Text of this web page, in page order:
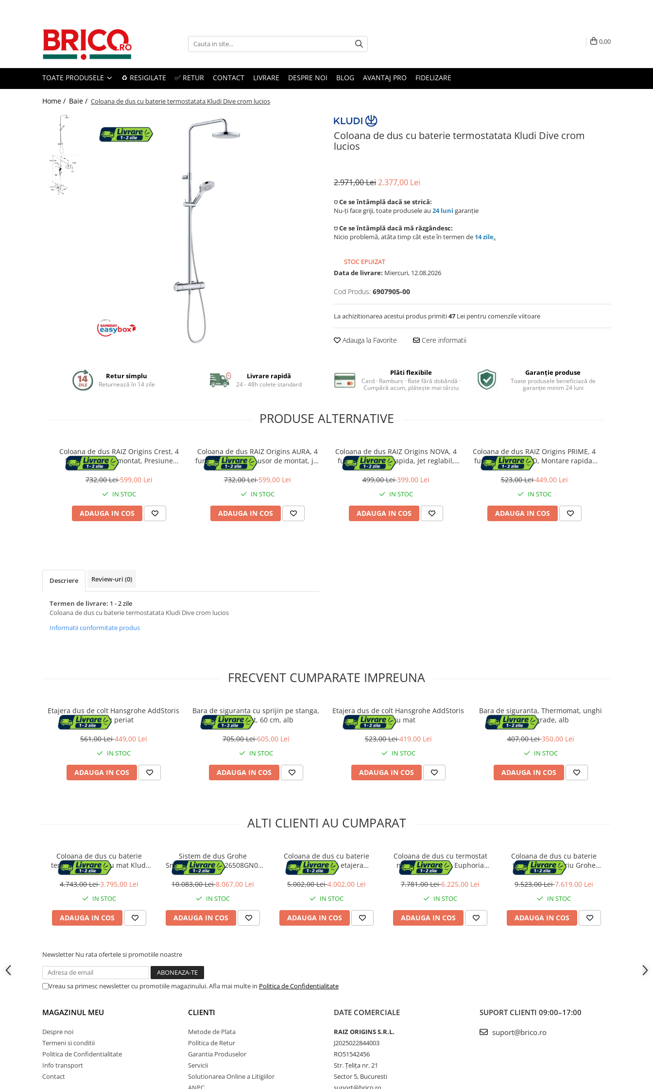
Toate Produsele
Baterii sanitare
Baterii chiuveta baie
Baterii cada si dus
Baterii bideu si dus igienic
Accesorii baterii
Sisteme de dus
Perii de par electrice
Suporturi si accesorii de baie
Bucatarie
Mobila bucatarie
Dulapuri si rafturi depozitare
Mese bucatarie si living
Mobilier bucatarie
0,00
TOATE PRODUSELE ♻️ RESIGILATE ✅ RETUR CONTACT LIVRARE DESPRE NOI BLOG AVANTAJ PRO FIDELIZARE
Home / Baie / Coloana de dus cu baterie termostatata Kludi Dive crom lucios
Coloana de dus cu baterie termostatata Kludi Dive crom
lucios
2.971,00 Lei2.377,00 Lei
⛉ Ce se întâmplă dacă se strică:
Nu-ți face griji, toate produsele au 24 luni garanție
⛉ Ce se întâmplă dacă mă răzgândesc:
Nicio problemă, atâta timp cât este în termen de 14 zile.
STOC EPUIZAT
Data de livrare: Miercuri, 12.08.2026
Cod Produs: 6907905-00
La achizitionarea acestui produs primiti47 Lei pentru comenzile viitoare
Adauga la Favorite Cere informatii
Retur simplu
Returnează în 14 zile
Livrare rapidă
24 - 48h colete standard
Plăti flexibile
Card · Ramburs · Rate fără dobândă ·
Cumpără acum, plătește mai târziu
Garanție produse
Toate produsele beneficiază de
garanție minim 24 luni
PRODUSE ALTERNATIVE
Coloana de dus RAIZ Origins Crest, 4
functii, Usor de montat, Presiune
ridicata, Jet reglabil, Materiale
premium, Dus fix cu functie ploaie,
732,00 Lei599,00 Lei
IN STOC
ADAUGA IN COS
Coloana de dus RAIZ Origins AURA, 4
functii, Din Alama, usor de montat, jet
reglabil, Afisaj electronic, materiale
premium, Presiune ridicata, Dus fix cu
732,00 Lei599,00 Lei
IN STOC
ADAUGA IN COS
Coloana de dus RAIZ Origins NOVA, 4
functii, Montare rapida, Jet reglabil,
Presiune ridicata, Para de dus, Dus fix
cu functie ploaie, Functie bideu, Gri
499,00 Lei399,00 Lei
IN STOC
ADAUGA IN COS
Coloana de dus RAIZ Origins PRIME, 4
functii, Display LCD, Montare rapida,
Jet reglabil, Para de dus, Dus fix cu
functie ploaie, Functie bideu, Gri lucios
523,00 Lei449,00 Lei
IN STOC
ADAUGA IN COS
Descriere Review-uri (0)
Termen de livrare: 1 - 2 zile
Coloana de dus cu baterie termostatata Kludi Dive crom lucios
Informatii conformitate produs
FRECVENT CUMPARATE IMPREUNA
Etajera dus de colt Hansgrohe AddStoris
bronz periat
561,00 Lei449,00 Lei
IN STOC
ADAUGA IN COS
Bara de siguranta cu sprijin pe stanga,
Thermomat, 60 cm, alb
705,00 Lei605,00 Lei
IN STOC
ADAUGA IN COS
Etajera dus de colt Hansgrohe AddStoris
negru mat
523,00 Lei419,00 Lei
IN STOC
ADAUGA IN COS
Bara de siguranta, Thermomat, unghi
de 135 grade, alb
407,00 Lei350,00 Lei
IN STOC
ADAUGA IN COS
ALTI CLIENTI AU CUMPARAT
Coloana de dus cu baterie
termostatata negru mat Kludi
Logo
4.743,00 Lei3.795,00 Lei
IN STOC
ADAUGA IN COS
Sistem de dus Grohe
SmartControl 310 26508GN0,
termostat, 310 mm, aparent,
mat, auriu
10.083,00 Lei8.067,00 Lei
IN STOC
ADAUGA IN COS
Coloana de dus cu baterie
termostatata si etajera
depozitare Ideal Standard
Ceratherm S200
5.002,00 Lei4.002,00 Lei
IN STOC
ADAUGA IN COS
Coloana de dus cu termostat
negru mat Grohe Euphoria
SmartControl 310 Duo
7.781,00 Lei6.225,00 Lei
IN STOC
ADAUGA IN COS
Coloana de dus cu baterie
termostatata auriu Grohe
Euphoria SmartControl 310 Duo
9.523,00 Lei7.619,00 Lei
IN STOC
ADAUGA IN COS
Newsletter Nu rata ofertele si promotiile noastre
Vreau sa primesc newsletter cu promotiile magazinului. Afla mai multe in Politica de Confidentialitate
MAGAZINUL MEU
Despre noi
Termeni si conditii
Politica de Confidentialitate
Info transport
Contact
CLIENTI
Metode de Plata
Politica de Retur
Garantia Produselor
Servicii
Solutionarea Online a Litigiilor
DATE COMERCIALE
RAIZ ORIGINS S.R.L.
J2025022844003
RO51542456
Str. Țelița nr. 21
Sector 5, Bucuresti
SUPORT CLIENTI 09:00–17:00
suport@brico.ro